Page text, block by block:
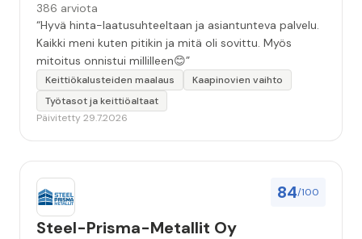
386 arviota
“Hyvä hinta-laatusuhteeltaan ja asiantunteva palvelu.
Kaikki meni kuten pitikin ja mitä oli sovittu. Myös
mitoitus onnistui millilleen😊”
Keittiökalusteiden maalaus
Kaapinovien vaihto
Työtasot ja keittiöaltaat
Päivitetty 29.7.2026
84/100
Steel-Prisma-Metallit Oy